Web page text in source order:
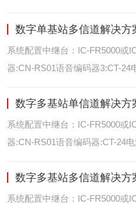
位/室内定位艾可慕数字电台具
位功能是艾可慕数字系统的标
数字单基站多信道解决方
系统配置中继台：IC-FR5000或
器:CN-RS01语音编码器3:CT-24
室内定位艾可慕数字电台具备
能是艾可慕数字系统的
数字多基站单信道解决方
系统配置中继台：IC-FR5000或
器:CN-RS01语音编码器:CT-24
通过IP网络互联，通过成熟可靠
延伸到世界的每一个角落。
数字多基站多信道解决方
系统配置中继台：IC-FR5000或